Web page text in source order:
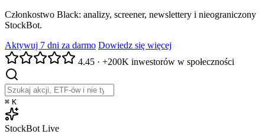
Członkostwo Black: analizy, screener, newslettery i nieograniczony
StockBot.
Aktywuj 7 dni za darmo Dowiedz się więcej
4.45 · +200K inwestorów w społeczności
⌘ K
StockBot Live